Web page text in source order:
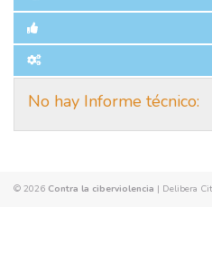
No hay Informe técnico:
© 2026 Contra la ciberviolencia | Delibera